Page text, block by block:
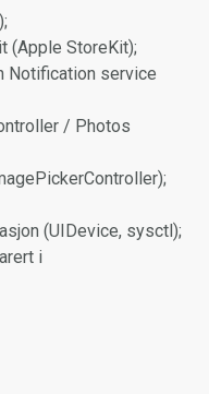
(Apple StoreKit);
Notification service
/ Photos
(UIDevice, sysctl);
i